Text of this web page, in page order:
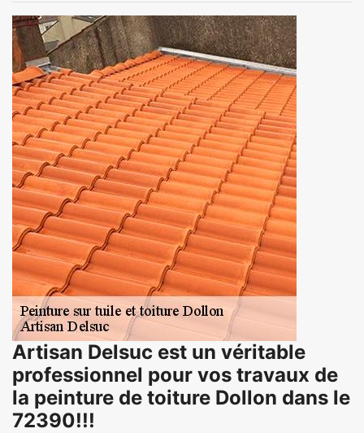
Artisan Delsuc est un véritable
professionnel pour vos travaux de
la peinture de toiture Dollon dans le
72390!!!